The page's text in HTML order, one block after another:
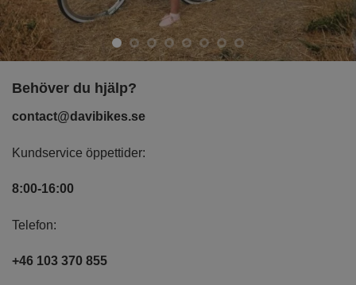
Behöver du hjälp?
contact@davibikes.se
Kundservice öppettider:
8:00-16:00
Telefon:
+46 103 370 855